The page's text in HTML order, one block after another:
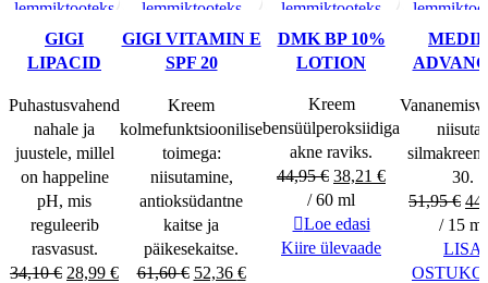
lemmiktooteks
GIGI
LIPACID
Puhastusvahend
nahale ja
juustele, millel
on happeline
pH, mis
reguleerib
rasvasust.
34,10€ Algne
28,99 €Current
lemmiktooteks
GIGI VITAMIN E
SPF 20
FOR NORMAL
TO DRY SKIN
Kreem
kolmefunktsioonilise
toimega:
niisutamine,
antioksüdantne
kaitse ja
päikesekaitse.
61,60€ Algne
52,36 €Current
lemmiktooteks
DMK BP 10%
LOTION
Kreem
bensüülperoksiidiga
akne raviks.
44,95€ Algne
hind
oli:
44,95 €.
38,21 €Current
price
/ 60 ml
Loe edasi
Kiire ülevaade
30
30.
51,95€
oli:
/ 15 ml
LISA